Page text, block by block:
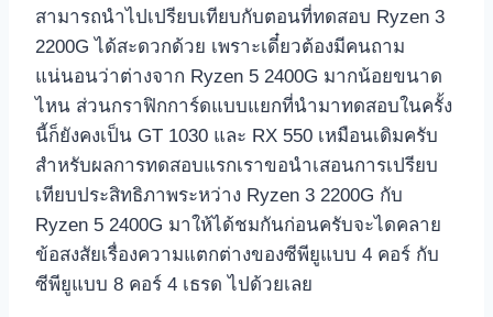
สามารถนำไปเปรียบเทียบกับตอนที่ทดสอบ Ryzen 3
2200G ได้สะดวกด้วย เพราะเดี๋ยวต้องมีคนถาม
แน่นอนว่าต่างจาก Ryzen 5 2400G มากน้อยขนาด
ไหน ส่วนกราฟิกการ์ดแบบแยกที่นำมาทดสอบในครั้ง
นี้ก็ยังคงเป็น GT 1030 และ RX 550 เหมือนเดิมครับ
สำหรับผลการทดสอบแรกเราขอนำเสอนการเปรียบ
เทียบประสิทธิภาพระหว่าง Ryzen 3 2200G กับ
Ryzen 5 2400G มาให้ได้ชมกันก่อนครับจะไดคลาย
ข้อสงสัยเรื่องความแตกต่างของซีพียูแบบ 4 คอร์ กับ
ซีพียูแบบ 8 คอร์ 4 เธรด ไปด้วยเลย